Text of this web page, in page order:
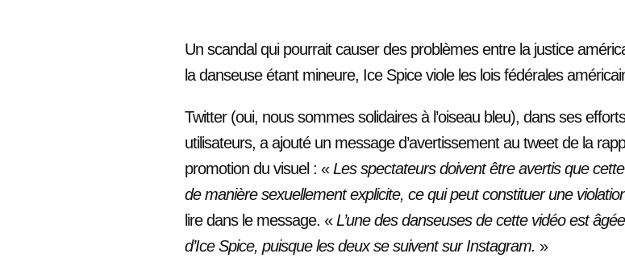
Un scandal qui pourrait causer des problèmes entre la justice
la danseuse étant mineure, Ice Spice viole les lois fédérales
Twitter (oui, nous sommes solidaires à l’oiseau bleu), dans ses
utilisateurs, a ajouté un message d’avertissement au tweet de la
promotion du visuel : «Les spectateurs doivent être avertis que
de manière sexuellement explicite, ce qui peut constituer une
lire dans le message. «L’une des danseuses de cette vidéo est
d’Ice Spice, puisque les deux se suivent sur Instagram. »